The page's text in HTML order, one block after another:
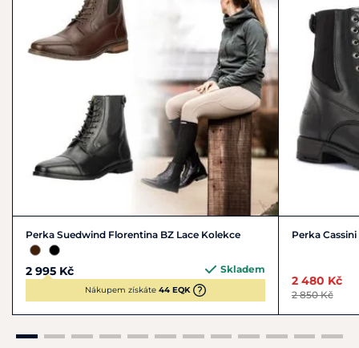
Perka Suedwind Florentina BZ Lace Kolekce
2 995 Kč Skladem
Nákupem získáte 44 EQK
Perka
2 480 Kč
2 850 Kč